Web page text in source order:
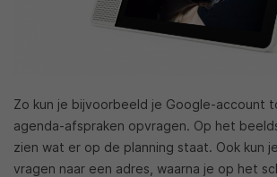
Zo kun je bijvoorbeeld je Google-account
agenda-afspraken opvragen. Op het
zien wat er op de planning staat. Ook kun
vragen naar een adres, waarna je op het